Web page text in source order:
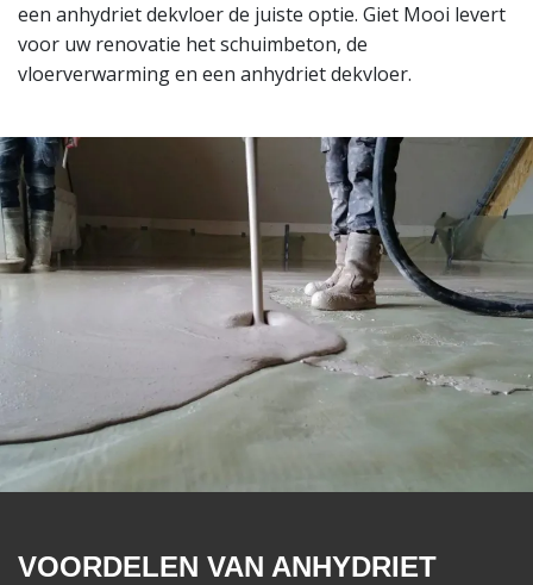
een anhydriet dekvloer de juiste optie. Giet Mooi levert
voor uw renovatie het schuimbeton, de
vloerverwarming en een anhydriet dekvloer.
VOORDELEN VAN ANHYDRIET